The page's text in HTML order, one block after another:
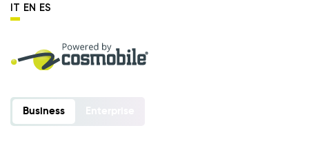
Business
IT EN ES